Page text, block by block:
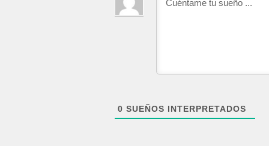
0 SUEÑOS INTERPRETADOS